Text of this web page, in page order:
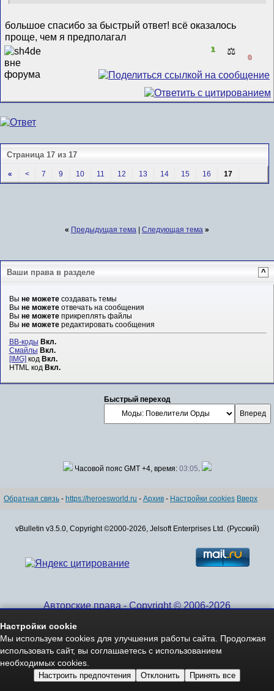
большое спасибо за быстрый ответ! всё оказалось
проще, чем я предполагал
1 ⚖️
0
Страница 17 из 17
« < 7 9 10 11 12 13 14 15 16 17
« Предыдущая тема Следующая тема »
Ваши права в разделе ^
Вы не можетесоздавать темы
Вы не можетеотвечать на сообщения
Вы не можетеприкреплять файлы
Вы не можетередактировать сообщения
BB-коды Вкл.
Смайлы Вкл.
[IMG] код Вкл.
HTML код Вкл.
Быстрый переход
Часовой пояс GMT +4, время: 03:05
Обратная связь - https://heroesworld.ru - Архив - Настройки cookies Вверх
vBulletin v3.5.0, Copyright ©2000-2026, Jelsoft Enterprises Ltd. (Русский)
Авторские права - Copyright © 2006-2026
Настройки cookie
Мы используем cookies для улучшения работы сайта. Продолжая
использовать сайт, вы соглашаетесь с использованием
необходимых cookies.
Настроить предпочтения Отклонить Принять все